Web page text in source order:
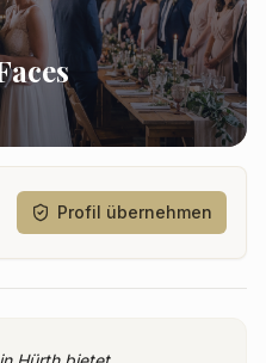
Profil übernehmen